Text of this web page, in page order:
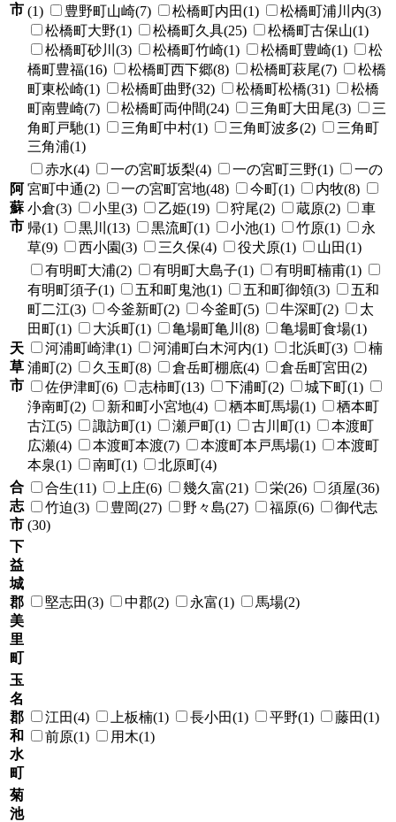
市 (1)
豊野町山崎(7) 松橋町内田(1)
松橋町浦川内(3)
松橋町大野(1)
松橋町久具(25)
松橋町古保山(1)
松橋町砂川(3)
松橋町竹崎(1) 松橋町豊崎(1)
松
橋町豊福(16)
松橋町西下郷(8) 松橋町萩尾(7)
松橋
町東松崎(1)
松橋町曲野(32) 松橋町松橋(31)
松橋
町南豊崎(7)
松橋町両仲間(24) 三角町大田尾(3)
三
角町戸馳(1)
三角町中村(1) 三角町波多(2)
三角町
三角浦(1)
阿
蘇
市
赤水(4) 一の宮町坂梨(4) 一の宮町三野(1)
一の
宮町中通(2)
一の宮町宮地(48) 今町(1)
内牧(8)
小倉(3)
小里(3) 乙姫(19) 狩尾(2) 蔵原(2)
車
帰(1)
黒川(13) 黒流町(1) 小池(1) 竹原(1)
永
草(9)
西小園(3) 三久保(4) 役犬原(1) 山田(1)
天
草
市
有明町大浦(2) 有明町大島子(1)
有明町楠甫(1)
有明町須子(1)
五和町鬼池(1) 五和町御領(3)
五和
町二江(3)
今釜新町(2) 今釜町(5) 牛深町(2)
太
田町(1)
大浜町(1) 亀場町亀川(8)
亀場町食場(1)
河浦町崎津(1)
河浦町白木河内(1) 北浜町(3)
楠
浦町(2)
久玉町(8) 倉岳町棚底(4)
倉岳町宮田(2)
佐伊津町(6)
志柿町(13) 下浦町(2)
城下町(1)
浄南町(2)
新和町小宮地(4) 栖本町馬場(1)
栖本町
古江(5)
諏訪町(1) 瀬戸町(1) 古川町(1)
本渡町
広瀬(4)
本渡町本渡(7) 本渡町本戸馬場(1)
本渡町
本泉(1)
南町(1)
北原町(4)
合
志
市
合生(11) 上庄(6) 幾久富(21) 栄(26)
須屋(36)
竹迫(3)
豊岡(27) 野々島(27) 福原(6)
御代志
(30)
下
益
城
郡
美
里
町
堅志田(3) 中郡(2) 永富(1) 馬場(2)
玉
名
郡
和
水
町
江田(4) 上板楠(1) 長小田(1) 平野(1)
藤田(1)
前原(1)
用木(1)
菊
池